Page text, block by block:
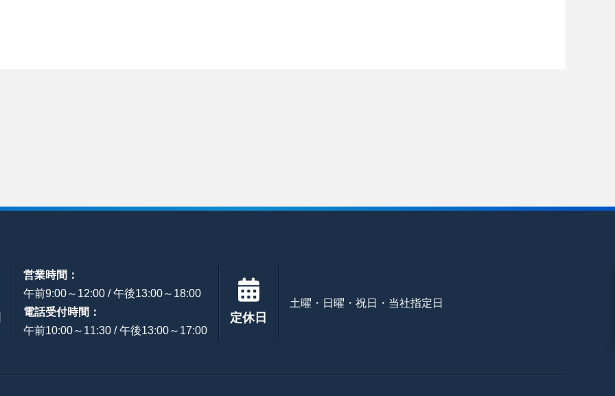
営業時間：
午前9:00～12:00 / 午後13:00～18:00
電話受付時間：
午前10:00～11:30 / 午後13:00～17:00
定休日
土曜・日曜・祝日・当社指定日